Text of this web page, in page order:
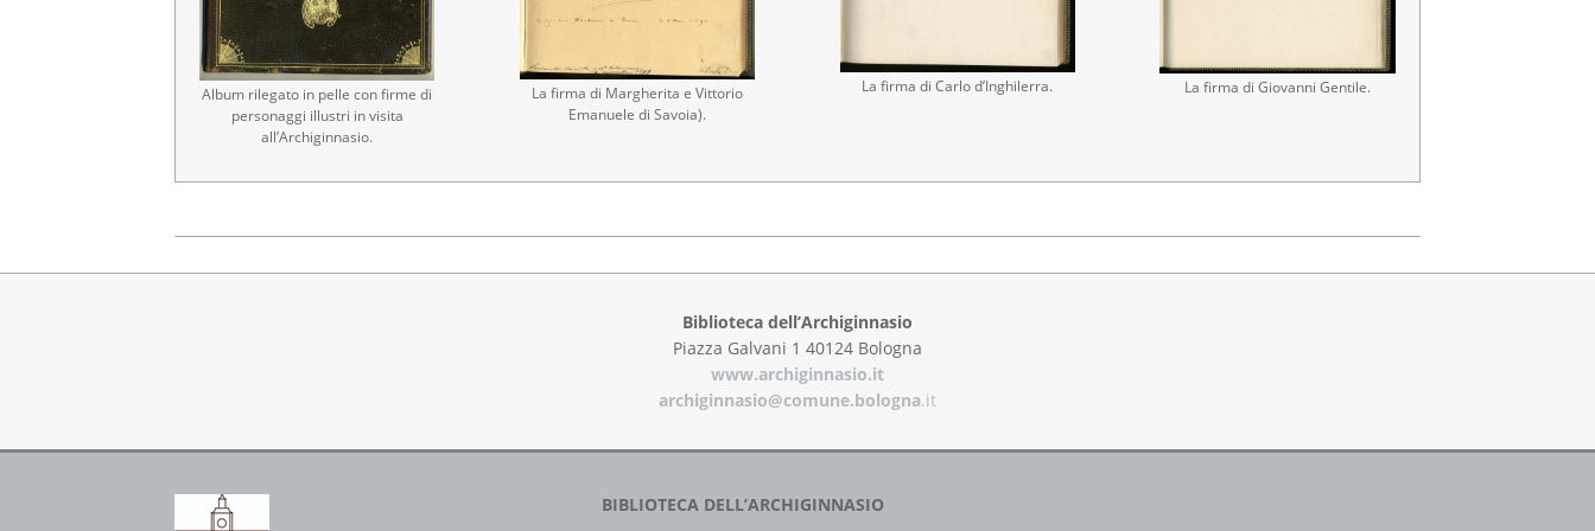
Album rilegato in pelle con firme di
personaggi illustri in visita
all’Archiginnasio.
La firma di Margherita e Vittorio
Emanuele di Savoia).
La firma di Carlo d’Inghilerra. La firma di Giovanni Gentile.
Biblioteca dell’Archiginnasio
Piazza Galvani 1 40124 Bologna
www.archiginnasio.it
archiginnasio@comune.bologna.it
BIBLIOTECA DELL’ARCHIGINNASIO